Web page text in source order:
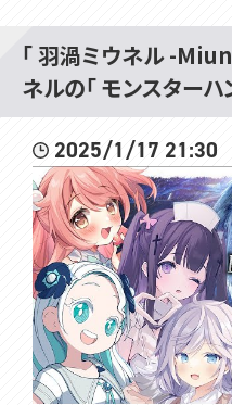
#見ルネル
･････････････････････････
https://www.youtube.com/
A/join
・オリジナルのスタンプが使える
・たまにメンバー限定の配信もあ
･････････････････････････
Twitter✿https://twitter.com/
GOODS✿https://
OP・ED✿https://youtu.be/
「 羽渦ミウネル -
ネルの「 モンスターハ
2025/1/17 21:30